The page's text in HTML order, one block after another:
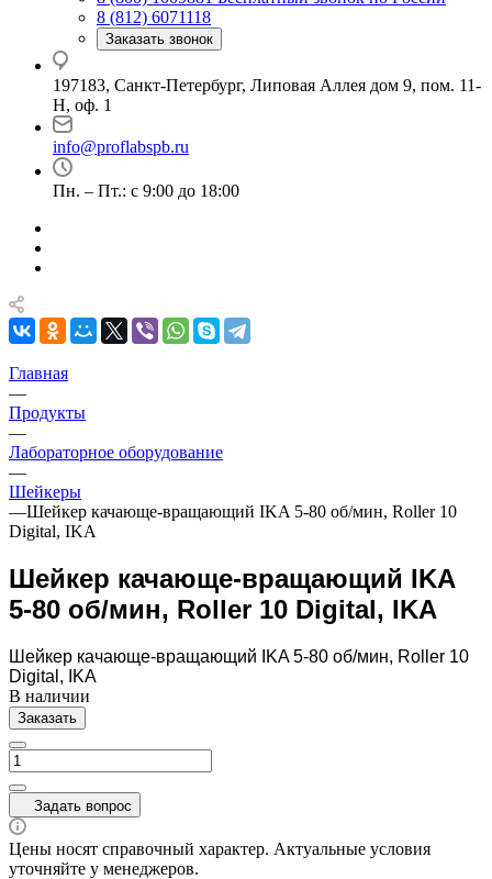
8 (812) 6071118
Заказать звонок
197183, Санкт-Петербург, Липовая Аллея дом 9, пом. 11-
Н, оф. 1
info@proflabspb.ru
Пн. – Пт.: с 9:00 до 18:00
Главная
—
Продукты
—
Лабораторное оборудование
—
Шейкеры
—Шейкер качающе-вращающий IKA 5-80 об/мин, Roller 10
Digital, IKA
Шейкер качающе-вращающий IKA
5-80 об/мин, Roller 10 Digital, IKA
Шейкер качающе-вращающий IKA 5-80 об/мин, Roller 10
Digital, IKA
В наличии
Заказать
Задать вопрос
Цены носят справочный характер. Актуальные условия
уточняйте у менеджеров.